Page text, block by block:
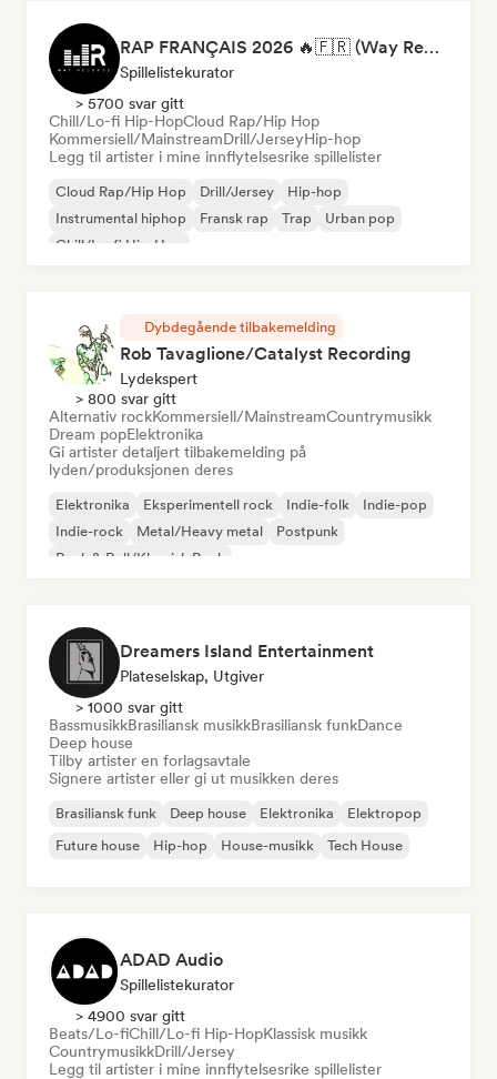
RAP FRANÇAIS 2026 🔥🇫🇷 (Way Records)
Spillelistekurator
> 5700 svar gitt
Chill/Lo-fi Hip-HopCloud Rap/Hip Hop
Kommersiell/MainstreamDrill/JerseyHip-hop
Legg til artister i mine innflytelsesrike spillelister
Cloud Rap/Hip Hop Drill/Jersey
Hip-hop
Instrumental hiphop
Fransk rap Trap
Urban pop
Chill/Lo-fi Hip-Hop
Dybdegående tilbakemelding
Rob Tavaglione/Catalyst Recording
Lydekspert
> 800 svar gitt
Alternativ rockKommersiell/MainstreamCountrymusikk
Dream popElektronika
Gi artister detaljert tilbakemelding på
lyden/produksjonen deres
Elektronika Eksperimentell rock Indie-folk
Indie-pop
Indie-rock
Metal/Heavy metal
Postpunk
Rock & Roll/Klassisk Rock
Dreamers Island Entertainment
Plateselskap, Utgiver
> 1000 svar gitt
BassmusikkBrasiliansk musikkBrasiliansk funkDance
Deep house
Tilby artister en forlagsavtale
Signere artister eller gi ut musikken deres
Brasiliansk funk Deep house Elektronika
Elektropop
Future house
Hip-hop House-musikk Tech House
ADAD Audio
Spillelistekurator
> 4900 svar gitt
Beats/Lo-fiChill/Lo-fi Hip-HopKlassisk musikk
CountrymusikkDrill/Jersey
Legg til artister i mine innflytelsesrike spillelister